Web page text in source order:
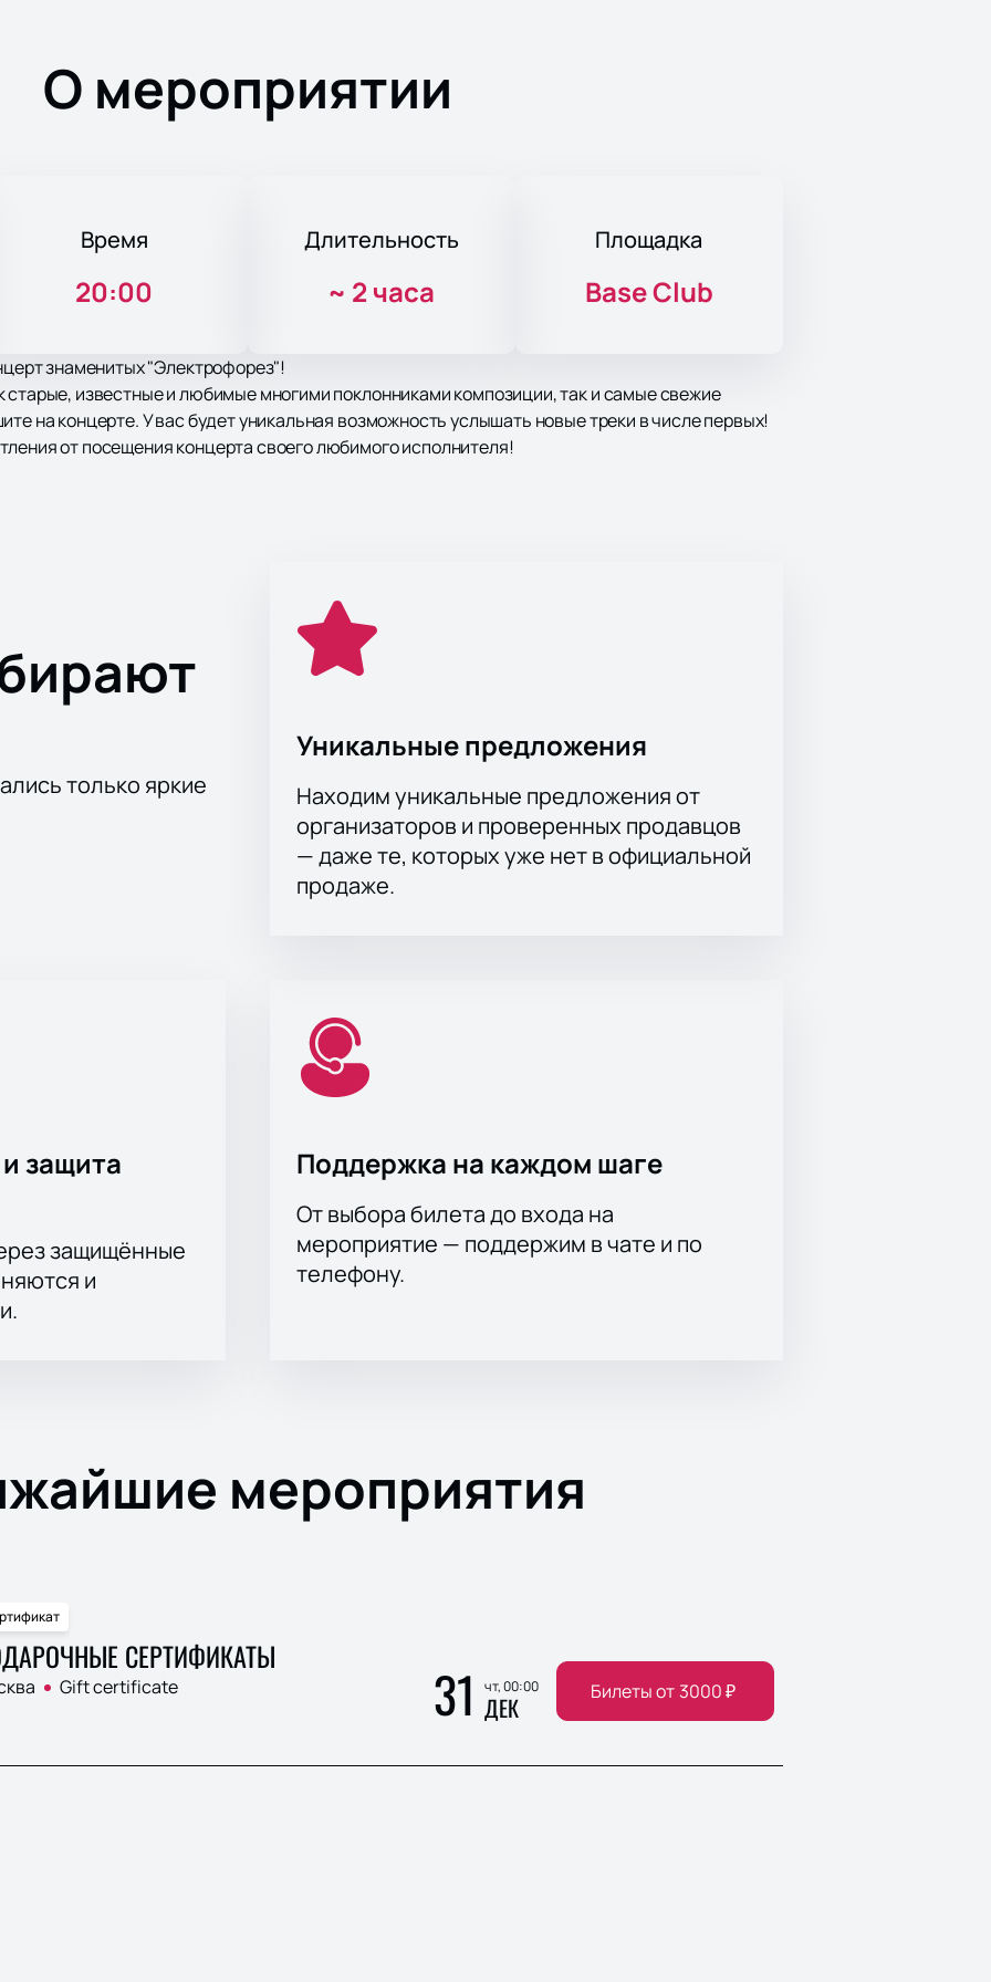
О мероприятии
Время
20:00
Длительность
~ 2 часа
Площадка
Base Club
знаменитых "Электрофорез"!
известные и любимые многими поклонниками композиции, так и самые свежие
на концерте. У вас будет уникальная возможность услышать новые треки в числе первых!
от посещения концерта своего любимого исполнителя!
только яркие
Уникальные предложения
Находим уникальные предложения от
организаторов и проверенных продавцов
— даже те, которых уже нет в официальной
продаже.
защита
защищённые
и
Поддержка на каждом шаге
От выбора билета до входа на
мероприятие — поддержим в чате и по
телефону.
мероприятия
СЕРТИФИКАТЫ
Gift certificate 31 чт, 00:00
ДЕК Билеты от 3000₽